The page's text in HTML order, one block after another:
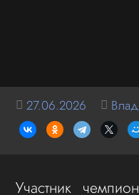
27.06.2026
Участник